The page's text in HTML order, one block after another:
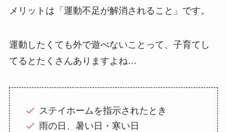
メリットは「運動不足が解消されること」です。
運動したくても外で遊べないことって、子育てし
てるとたくさんありますよね…
ステイホームを指示されたとき
雨の日、暑い日・寒い日